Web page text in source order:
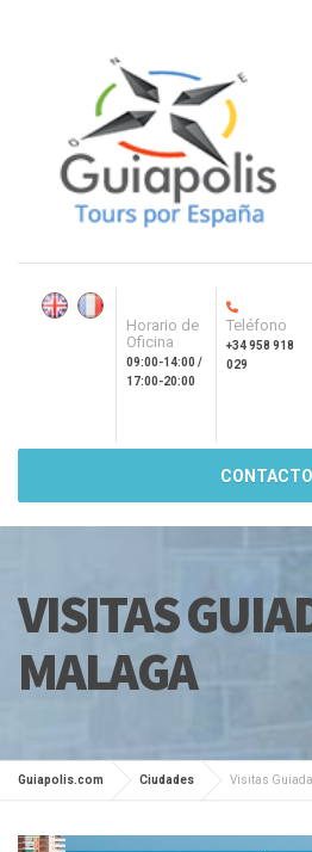
Horario de
Oficina
09:00-14:00 /
17:00-20:00
Teléfono
+34 958 918
029
CONTACTO
VISITAS
MALAGA
Guiapolis.com Ciudades Visitas